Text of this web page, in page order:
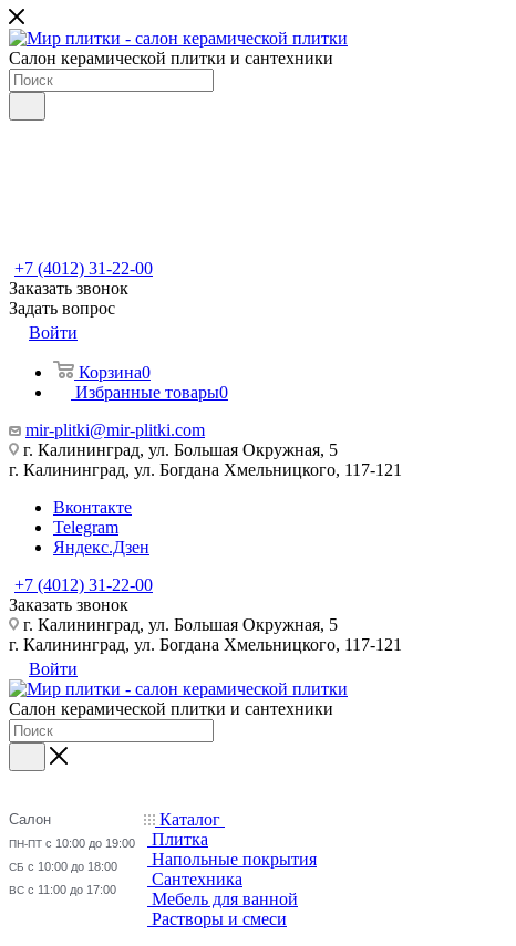
Салон керамической плитки и сантехники
+7 (4012) 31-22-00
Заказать звонок
Задать вопрос
Войти
Корзина0
Избранные товары0
mir-plitki@mir-plitki.com
г. Калининград, ул. Большая Окружная, 5
г. Калининград, ул. Богдана Хмельницкого, 117-121
Вконтакте
Telegram
Яндекс.Дзен
+7 (4012) 31-22-00
Заказать звонок
г. Калининград, ул. Большая Окружная, 5
г. Калининград, ул. Богдана Хмельницкого, 117-121
Войти
Салон керамической плитки и сантехники
Салон
ПН-ПТ с 10:00 до 19:00
СБ с 10:00 до 18:00
ВС с 11:00 до 17:00
Каталог
Плитка
Напольные покрытия
Сантехника
Мебель для ванной
Растворы и смеси